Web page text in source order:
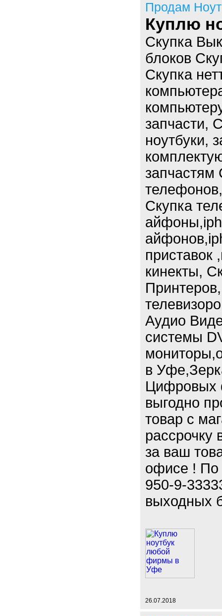
Продам
Куплю
Скупка
блоков
Скупка
запчасти,
ноутбуки,
запчастям
Скупка
приставок
кинекты,
Аудио
системы
в
Цифровых
выгодно
товар с
за ваш
офисе ! По
950-9-
выходных
26.07.2018